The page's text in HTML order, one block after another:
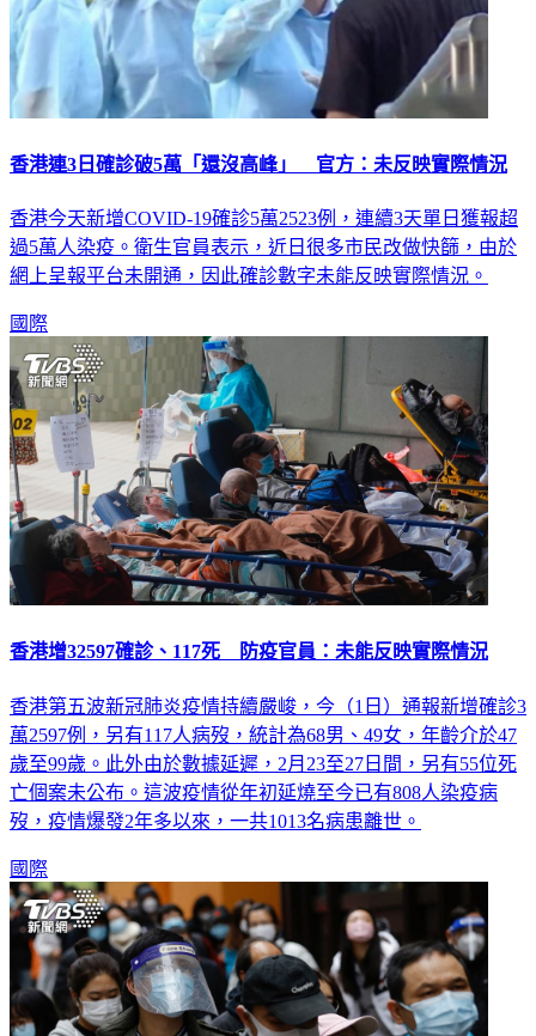
香港連3日確診破5萬「還沒高峰」 官方：未反映實際情況
香港今天新增COVID-19確診5萬2523例，連續3天單日獲報超
過5萬人染疫。衛生官員表示，近日很多市民改做快篩，由於
網上呈報平台未開通，因此確診數字未能反映實際情況。
國際
香港增32597確診、117死 防疫官員：未能反映實際情況
香港第五波新冠肺炎疫情持續嚴峻，今（1日）通報新增確診3
萬2597例，另有117人病歿，統計為68男、49女，年齡介於47
歲至99歲。此外由於數據延遲，2月23至27日間，另有55位死
亡個案未公布。這波疫情從年初延燒至今已有808人染疫病
歿，疫情爆發2年多以來，一共1013名病患離世。
國際